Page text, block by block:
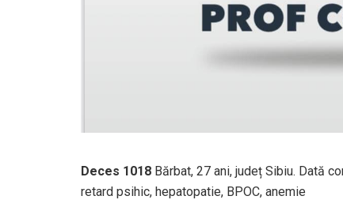
Deces 1018 Bărbat, 27 ani, județ Sibiu. Dată
retard psihic, hepatopatie, BPOC, anemie